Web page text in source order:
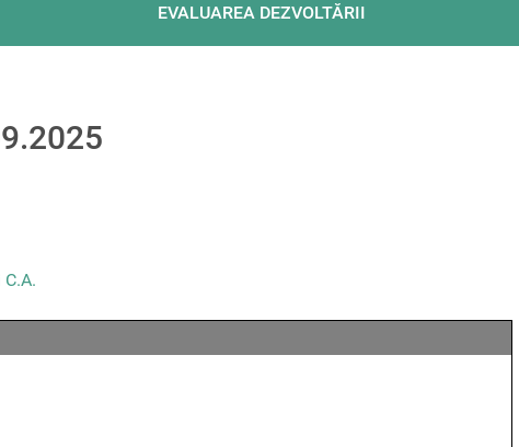
EVALUAREA DEZVOLTĂRII